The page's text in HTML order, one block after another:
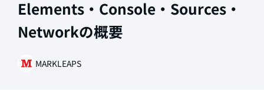
Elements・Console・Sources・
Networkの概要
MARKLEAPS